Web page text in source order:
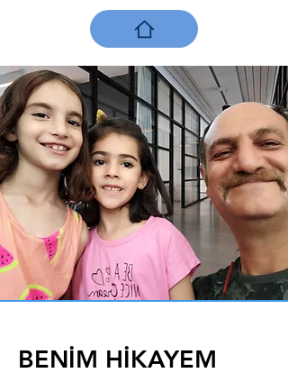
BENİM HİKAYEM